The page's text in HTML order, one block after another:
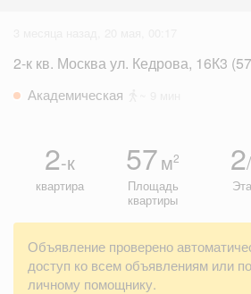
2-к кв. Москва ул. Кедрова, 16К3
Академическая
2-к
квартира
57м2
Площадь
квартиры
2
Объявление проверено
доступ ко всем объявлениям или
личному помощнику.